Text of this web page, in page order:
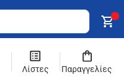
Λίστες Παραγγελίες